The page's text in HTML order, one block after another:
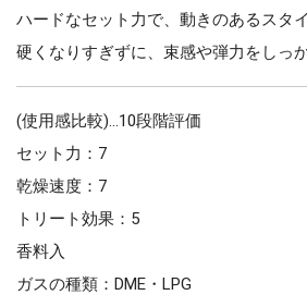
ハードなセット力で、動きのあるスタ
硬くなりすぎずに、束感や弾力をしっ
(使用感比較)…10段階評価
セット力：7
乾燥速度：7
トリート効果：5
香料入
ガスの種類：DME・LPG